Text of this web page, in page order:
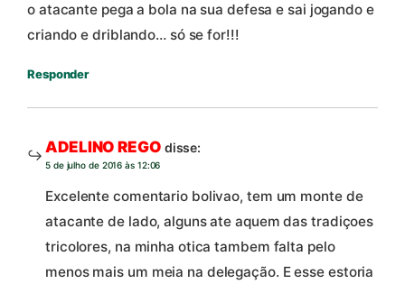
o atacante pega a bola na sua defesa e sai jogando e
criando e driblando… só se for!!!
Responder
ADELINO REGO disse:
5 de julho de 2016 às 12:06
Excelente comentario bolivao, tem um monte de
atacante de lado, alguns ate aquem das tradiçoes
tricolores, na minha otica tambem falta pelo
menos mais um meia na delegação. E esse estoria